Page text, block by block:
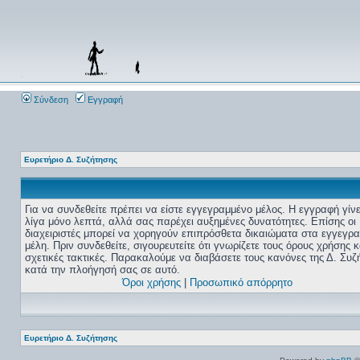
Σύνδεση Εγγραφή
Ευρετήριο Δ. Συζήτησης
Για να συνδεθείτε πρέπει να είστε εγγεγραμμένο μέλος. Η εγγραφή
λίγα μόνο λεπτά, αλλά σας παρέχει αυξημένες δυνατότητες. Επίσης οι
διαχειριστές μπορεί να χορηγούν επιπρόσθετα δικαιώματα στα
μέλη. Πριν συνδεθείτε, σιγουρευτείτε ότι γνωρίζετε τους όρους χρήσης
σχετικές τακτικές. Παρακαλούμε να διαβάσετε τους κανόνες της Δ.
κατά την πλοήγησή σας σε αυτό.
Όροι χρήσης| Προσωπικό απόρρητο
Ευρετήριο Δ. Συζήτησης